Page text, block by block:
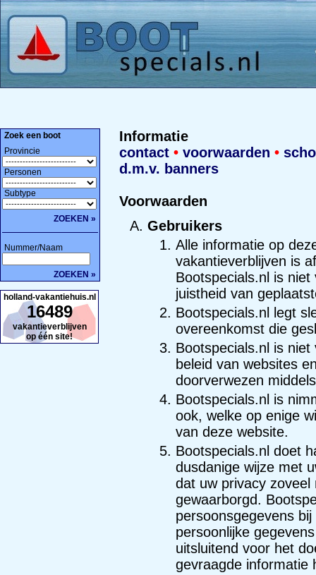
Zoek een boot
Provincie
Personen
Subtype
ZOEKEN »
Nummer/Naam
ZOEKEN »
holland-vakantiehuis.nl
16489
vakantieverblijven
op één site!
Informatie
contact • voorwaarden •
d.m.v. banners
Voorwaarden
Gebruikers
Alle informatie op
vakantieverblijven is
Bootspecials.nl is
juistheid van
Bootspecials.nl legt
overeenkomst die
Bootspecials.nl is
beleid van websites
doorverwezen
Bootspecials.nl is
ook, welke op enige
van deze website.
Bootspecials.nl doet
dusdanige wijze met
dat uw privacy
gewaarborgd.
persoonsgegevens
persoonlijke
uitsluitend voor het
gevraagde informatie